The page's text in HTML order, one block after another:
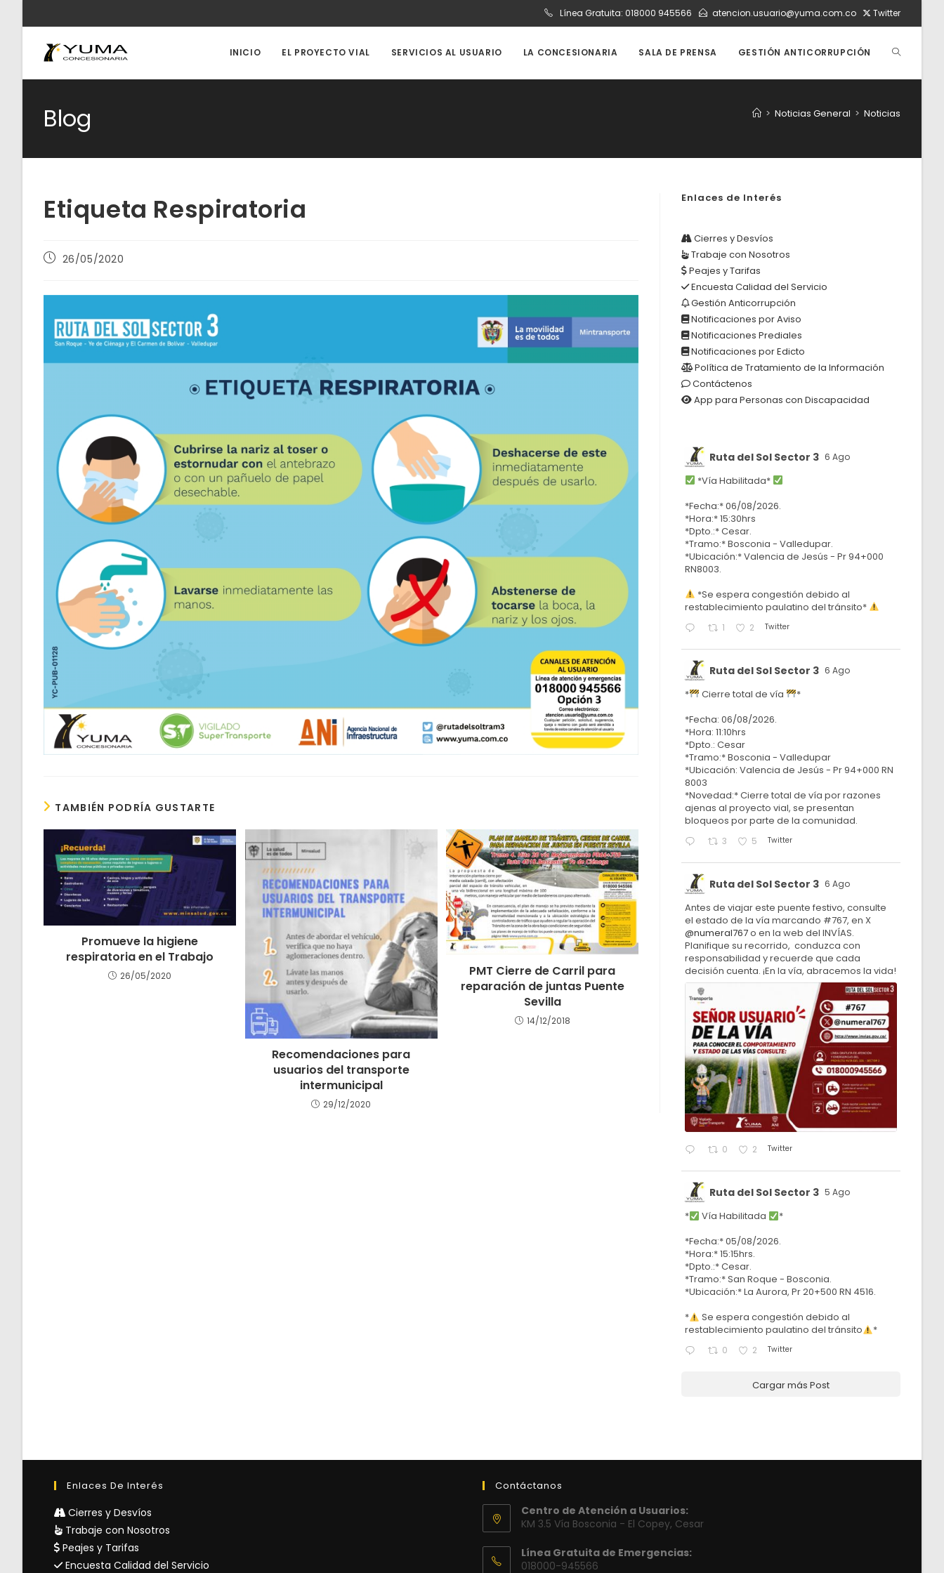
contenido
Línea Gratuita: 018000 945566 atencion.usuario@yuma.com.co Twitter
INICIO EL PROYECTO VIAL SERVICIOS AL USUARIO LA CONCESIONARIA SALA DE PRENSA GESTIÓN ANTICORRUPCIÓN ALTERNAR
DE
Blog > Noticias General > Noticias
Etiqueta Respiratoria
Publicación
entrada:
26/05/2020
TAMBIÉN PODRÍA GUSTARTE
Promueve la higiene
respiratoria en el Trabajo
26/05/2020
Recomendaciones para
usuarios del transporte
intermunicipal
29/12/2020
PMT Cierre de Carril para
reparación de juntas Puente
Sevilla
14/12/2018
Enlaces de Interés
Cierres y Desvíos
Trabaje con Nosotros
Peajes y Tarifas
Encuesta Calidad del Servicio
Gestión Anticorrupción
Notificaciones por Aviso
Notificaciones Prediales
Notificaciones por Edicto
Política de Tratamiento de la Información
Contáctenos
App para Personas con Discapacidad
Ruta del Sol Sector 3 6 Ago
*Vía Habilitada*
*Fecha:* 06/08/2026.
*Hora:* 15:30hrs
*Dpto.:* Cesar.
*Tramo:* Bosconia - Valledupar.
*Ubicación:* Valencia de Jesús - Pr 94+000
RN8003.
*Se espera congestión debido al
restablecimiento paulatino del tránsito*
1 2 Twitter
Ruta del Sol Sector 3 6 Ago
* Cierre total de vía
*
*Fecha: 06/08/2026.
*Hora: 11:10hrs
*Dpto.: Cesar
*Tramo:* Bosconia - Valledupar
*Ubicación: Valencia de Jesús - Pr 94+000 RN
8003
*Novedad:* Cierre total de vía por razones
ajenas al proyecto vial, se presentan
bloqueos por parte de la comunidad.
3 5 Twitter
Ruta del Sol Sector 3 6 Ago
Antes de viajar este puente festivo, consulte
el estado de la vía marcando #767, en X
@numeral767o en la web del INVÍAS.
Planifique su recorrido, conduzca con
responsabilidad y recuerde que cada
decisión cuenta. ¡En la vía, abracemos la vida!
0 2 Twitter
Ruta del Sol Sector 3 5 Ago
* Vía Habilitada
*
*Fecha:* 05/08/2026.
*Hora:* 15:15hrs.
*Dpto.:* Cesar.
*Tramo:* San Roque - Bosconia.
*Ubicación:* La Aurora, Pr 20+500 RN 4516.
*
Se espera congestión debido al
restablecimiento paulatino del tránsito
*
0 2 Twitter
Cargar más Post
Enlaces De Interés
Cierres y Desvíos
Trabaje con Nosotros
Peajes y Tarifas
Encuesta Calidad del Servicio
Contáctanos
Centro de Atención a Usuarios:
KM 3.5 Vía Bosconia - El Copey, Cesar
Línea Gratuita de Emergencias:
018000-945566